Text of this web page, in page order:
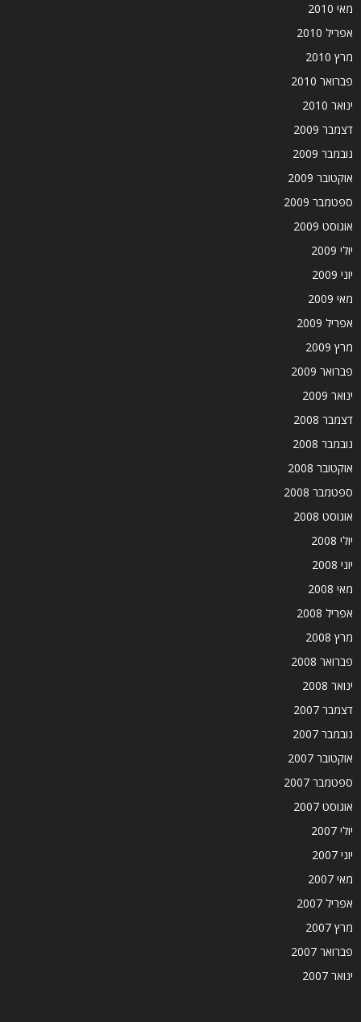
מאי 2010
אפריל 2010
מרץ 2010
פברואר 2010
ינואר 2010
דצמבר 2009
נובמבר 2009
אוקטובר 2009
ספטמבר 2009
אוגוסט 2009
יולי 2009
יוני 2009
מאי 2009
אפריל 2009
מרץ 2009
פברואר 2009
ינואר 2009
דצמבר 2008
נובמבר 2008
אוקטובר 2008
ספטמבר 2008
אוגוסט 2008
יולי 2008
יוני 2008
מאי 2008
אפריל 2008
מרץ 2008
פברואר 2008
ינואר 2008
דצמבר 2007
נובמבר 2007
אוקטובר 2007
ספטמבר 2007
אוגוסט 2007
יולי 2007
יוני 2007
מאי 2007
אפריל 2007
מרץ 2007
פברואר 2007
ינואר 2007